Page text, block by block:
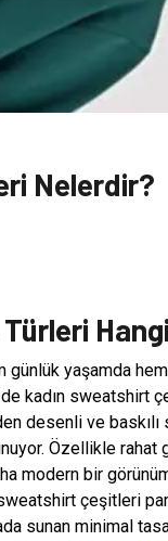
Nelerdir?
günlük yaşamda
kadın sweatshirt
desenli ve baskılı
Özellikle
modern bir
çeşitleri
sunan minimal